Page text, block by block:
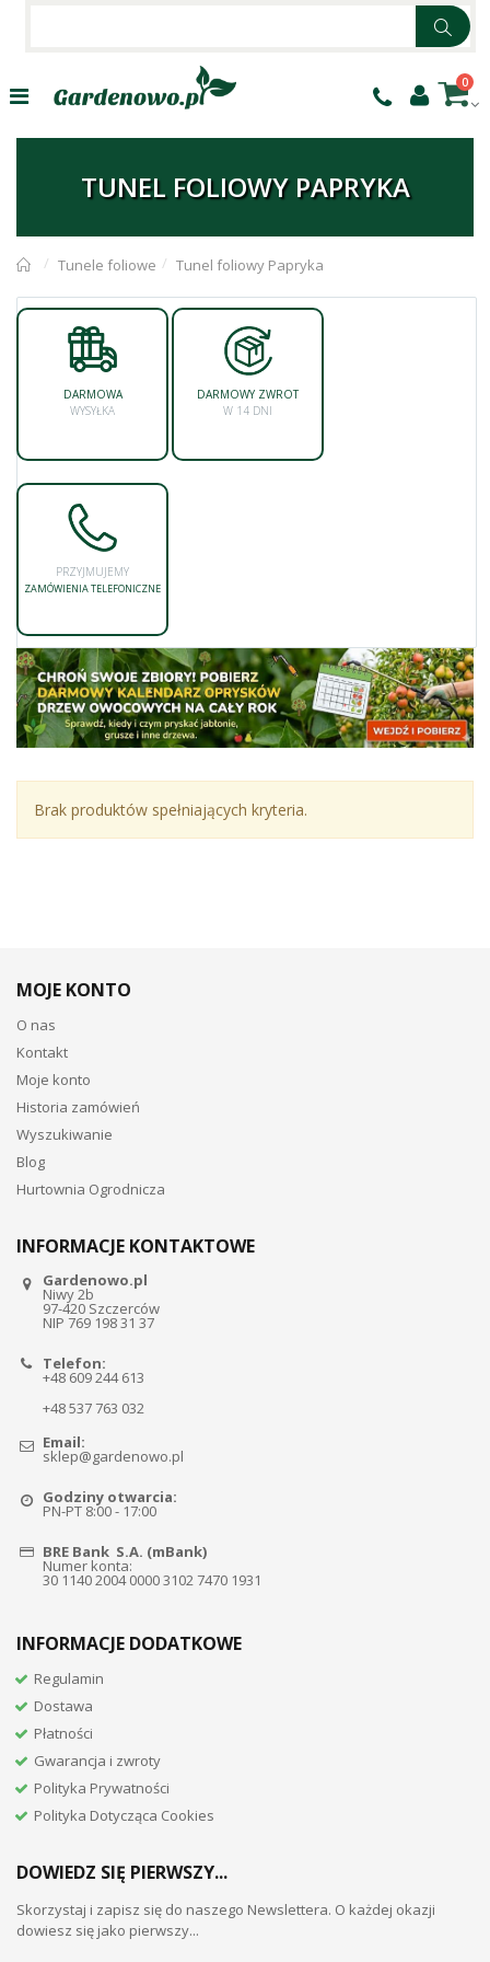
0
TUNEL FOLIOWY PAPRYKA
Tunele foliowe Tunel foliowy Papryka
DARMOWA
WYSYŁKA
DARMOWY ZWROT
W 14 DNI
PRZYJMUJEMY
ZAMÓWIENIA TELEFONICZNE
Brak produktów spełniających kryteria.
MOJE KONTO
O nas
Kontakt
Moje konto
Historia zamówień
Wyszukiwanie
Blog
Hurtownia Ogrodnicza
INFORMACJE KONTAKTOWE
Gardenowo.pl
Niwy 2b
97-420 Szczerców
NIP 769 198 31 37
Telefon:
+48 609 244 613
+48 537 763 032
Email:
sklep@gardenowo.pl
Godziny otwarcia:
PN-PT 8:00 - 17:00
BRE Bank S.A. (mBank)
Numer konta:
30 1140 2004 0000 3102 7470 1931
INFORMACJE DODATKOWE
Regulamin
Dostawa
Płatności
Gwarancja i zwroty
Polityka Prywatności
Polityka Dotycząca Cookies
DOWIEDZ SIĘ PIERWSZY...
Skorzystaj i zapisz się do naszego Newslettera. O każdej okazji
dowiesz się jako pierwszy...